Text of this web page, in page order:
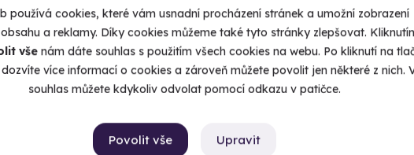
používá cookies, které vám usnadní procházení stránek a umožní zobrazení
a reklamy. Díky cookies můžeme také tyto stránky zlepšovat.
vše nám dáte souhlas s použitím všech cookies na webu. Po kliknutí na
více informací o cookies a zároveň můžete povolit jen některé z nich.
souhlas můžete kdykoliv odvolat pomocí odkazu v patičce.
Upravit
Povolit vše
se na největší a nejrychlejší houpačce, kterou jste
Hačka (Chomutov) (Chomutov)
Kč
Zažijte stav beztíže
Most Hačka
6 990 Kč